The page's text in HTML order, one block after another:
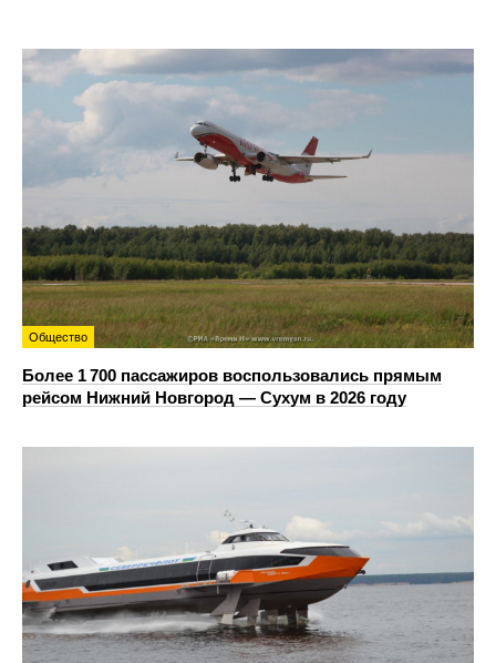
Общество
Более 1 700 пассажиров воспользовались прямым
рейсом Нижний Новгород — Сухум в 2026 году